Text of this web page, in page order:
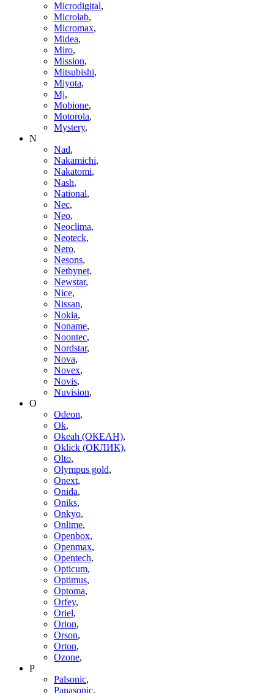
Microdigital,
Microlab,
Micromax,
Midea,
Miro,
Mission,
Mitsubishi,
Miyota,
Mj,
Mobione,
Motorola,
Mystery,
N
Nad,
Nakamichi,
Nakatomi,
Nash,
National,
Nec,
Neo,
Neoclima,
Neoteck,
Nero,
Nesons,
Netbynet,
Newstar,
Nice,
Nissan,
Nokia,
Noname,
Noontec,
Nordstar,
Nova,
Novex,
Novis,
Nuvision,
O
Odeon,
Ok,
Okeah (ОКЕАН),
Oklick (ОКЛИК),
Olto,
Olympus gold,
Onext,
Onida,
Oniks,
Onkyo,
Onlime,
Openbox,
Openmax,
Opentech,
Opticum,
Optimus,
Optoma,
Orfey,
Oriel,
Orion,
Orson,
Orton,
Ozone,
P
Palsonic,
Panasonic,